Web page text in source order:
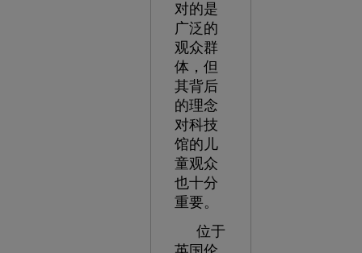
对的是
广泛的
观众群
体，但
其背后
的理念
对科技
馆的儿
童观众
也十分
重要。
位于